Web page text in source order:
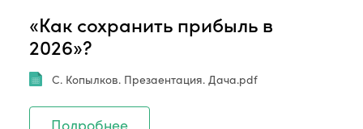
«Как сохранить прибыль в
2026»?
С. Копылков. Презаентация. Дача.pdf
Подробнее